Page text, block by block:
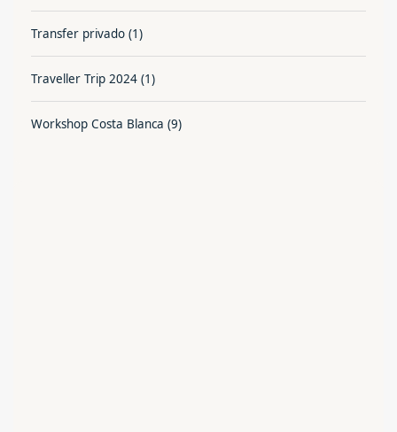
Transfer privado (1)
Traveller Trip 2024 (1)
Workshop Costa Blanca (9)